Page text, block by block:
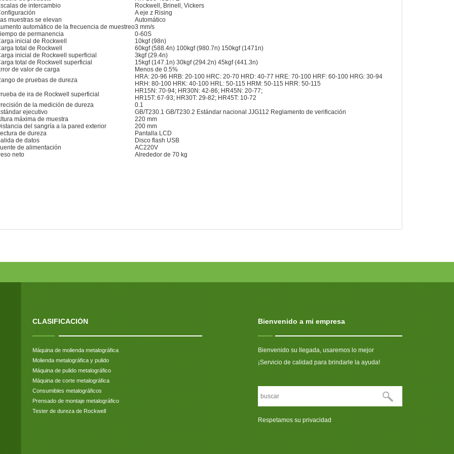
de intercambio
Rockwell, Brinell, Vickers
A eje z Rising
muestras se elevan
Automático
automático de la frecuencia de muestreo3 mm/s
de permanencia
0-60S
inicial de Rockwell
10kgf (98n)
total de Rockwell
60kgf (588.4n) 100kgf (980.7n) 150kgf (1471n)
inicial de Rockwell superficial
3kgf (29.4n)
total de Rockwell superficial
15kgf (147.1n) 30kgf (294.2n) 45kgf (441.3n)
de valor de carga
Menos de 0.5%
de pruebas de dureza
HRA: 20-96 HRB: 20-100 HRC: 20-70 HRD: 40-77 HRE: 70-100 HRF: 60-100 HRG: 30-94
HRH: 80-100 HRK: 40-100 HRL: 50-115 HRM: 50-115 HRR: 50-115
de ira de Rockwell superficial
HR15N: 70-94; HR30N: 42-86; HR45N: 20-77;
HR15T: 67-93; HR30T: 29-82; HR45T: 10-72
de la medición de dureza
0.1
ejecutivo
GB/T230.1 GB/T230.2 Estándar nacional JJG112 Reglamento de verificación
máxima de muestra
220 mm
del sangría a la pared exterior
200 mm
de dureza
Pantalla LCD
de datos
Disco flash USB
de alimentación
AC220V
neto
Alrededor de 70 kg
CLASIFICACIÓN
Máquina de molienda metalográfica
Molienda metalográfica y pulido
Máquina de pulido metalográfico
Máquina de corte metalográfica
Consumibles metalográficos
Prensado de montaje metalográfico
Tester de dureza de Rockwell
Bienvenido a mi empresa
Bienvenido su llegada, usaremos lo mejor
¡Servicio de calidad para brindarle la ayuda!
Respetamos su privacidad